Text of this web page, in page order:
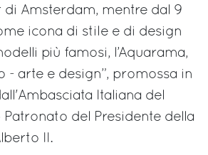
di Amsterdam, mentre dal 9
icona di stile e di design
più famosi, l’Aquarama,
- arte e design”, promossa in
Italiana del
del Presidente della
II.